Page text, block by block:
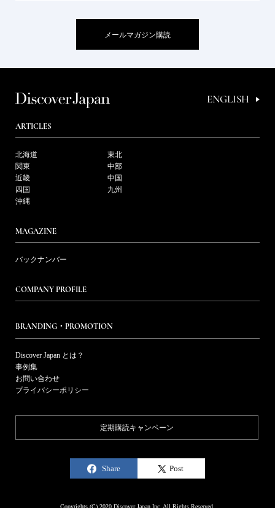
メールマガジン購読
ENGLISH
ARTICLES
北海道
東北
関東
中部
近畿
中国
四国
九州
沖縄
MAGAZINE
バックナンバー
COMPANY PROFILE
BRANDING・PROMOTION
Discover Japan とは？
事例集
お問い合わせ
プライバシーポリシー
定期購読キャンペーン
Share Post
Copyrights (C) 2020 Discover Japan Inc. All Rights Reserved.